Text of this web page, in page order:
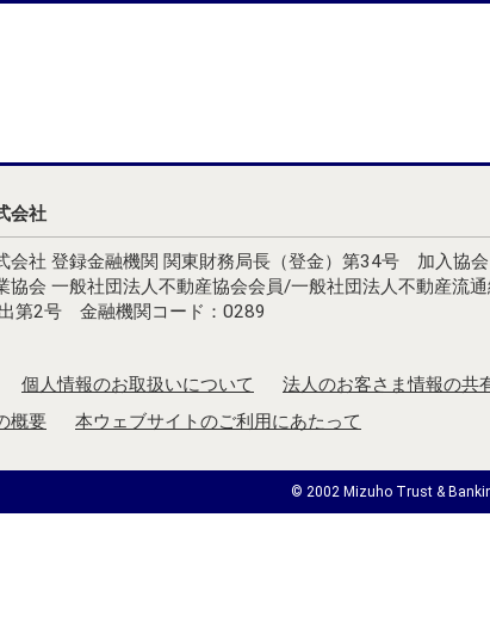
会社
会社 登録金融機関 関東財務局長（登金）第34号 加入協
協会 一般社団法人不動産協会会員/一般社団法人不動産流
第2号 金融機関コード：0289
個人情報のお取扱いについて 法人のお客さま情報の共
概要
本ウェブサイトのご利用にあたって
© 2002 Mizuho Trust &